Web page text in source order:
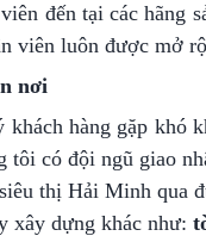
đến tại các hãng
viên luôn được mở
nơi
hàng gặp khó
tôi có đội ngũ giao
thị Hải Minh qua
xây dựng khác như: